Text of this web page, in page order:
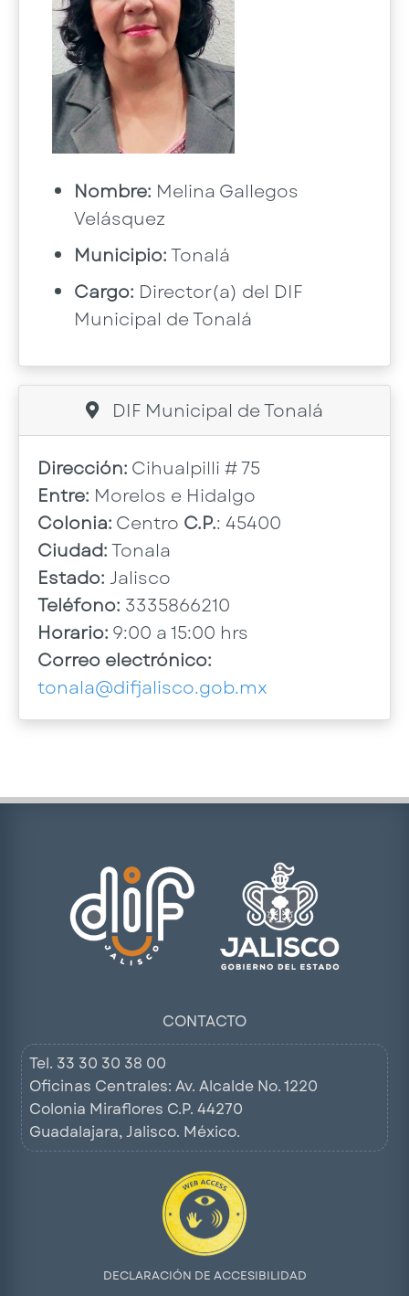
Nombre: Melina Gallegos
Velásquez
Municipio:Tonalá
Cargo: Director(a) del DIF
Municipal de Tonalá
DIF Municipal de Tonalá
Dirección: Cihualpilli # 75
Entre: Morelos e Hidalgo
Colonia: Centro C.P.: 45400
Ciudad:Tonala
Estado: Jalisco
Teléfono: 3335866210
Horario: 9:00 a 15:00 hrs
Correo electrónico:
tonala@difjalisco.gob.mx
CONTACTO
Tel. 33 30 30 38 00
Oficinas Centrales: Av. Alcalde No. 1220
Colonia Miraflores C.P. 44270
Guadalajara, Jalisco. México.
DECLARACIÓN DE ACCESIBILIDAD